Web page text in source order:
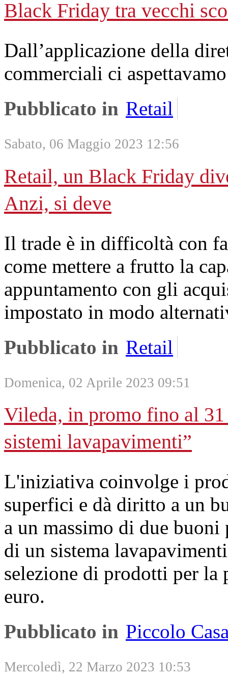
Black Friday tra vecchi
Dall’applicazione della
commerciali ci
Pubblicato in Retail
Sabato, 06 Maggio 2023 12:56
Retail, un Black Friday
Anzi, si deve
Il trade è in difficoltà con
come mettere a frutto la
appuntamento con gli
impostato in modo
Pubblicato in Retail
Domenica, 02 Aprile 2023 09:51
Vileda, in promo fino al
sistemi lavapavimenti”
L'iniziativa coinvolge i
superfici e dà diritto a un
a un massimo di due
di un sistema
selezione di prodotti per
euro.
Pubblicato in Piccolo
Mercoledì, 22 Marzo 2023 10:53